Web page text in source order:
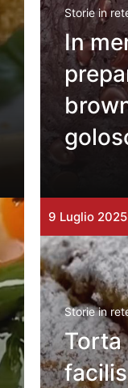
Storie in
In
9 Luglio 2025
Storie in
Torta